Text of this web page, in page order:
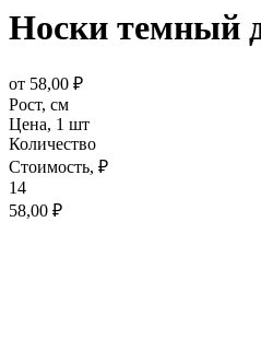
Носки темный
от 58,00 ₽
Рост, см
Цена, 1 шт
Количество
Стоимость, ₽
14
58,00 ₽